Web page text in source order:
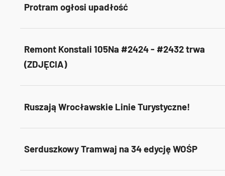
Protram ogłosi upadłość
Remont Konstali 105Na #2424 - #2432 trwa
(ZDJĘCIA)
Ruszają Wrocławskie Linie Turystyczne!
Serduszkowy Tramwaj na 34 edycję WOŚP